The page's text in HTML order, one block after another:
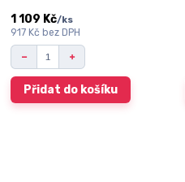
1 109 Kč/ks
917 Kč bez DPH
Přidat do košíku